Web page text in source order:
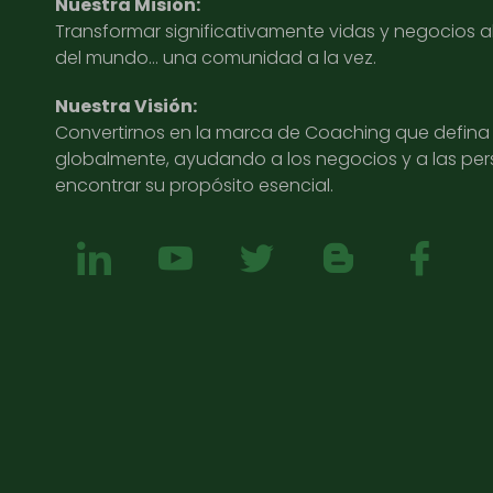
Transformar significativamente vidas y negocios
del mundo… una comunidad a la vez.
Nuestra Visión:
Convertirnos en la marca de Coaching que
globalmente, ayudando a los negocios y a las
encontrar su propósito esencial.